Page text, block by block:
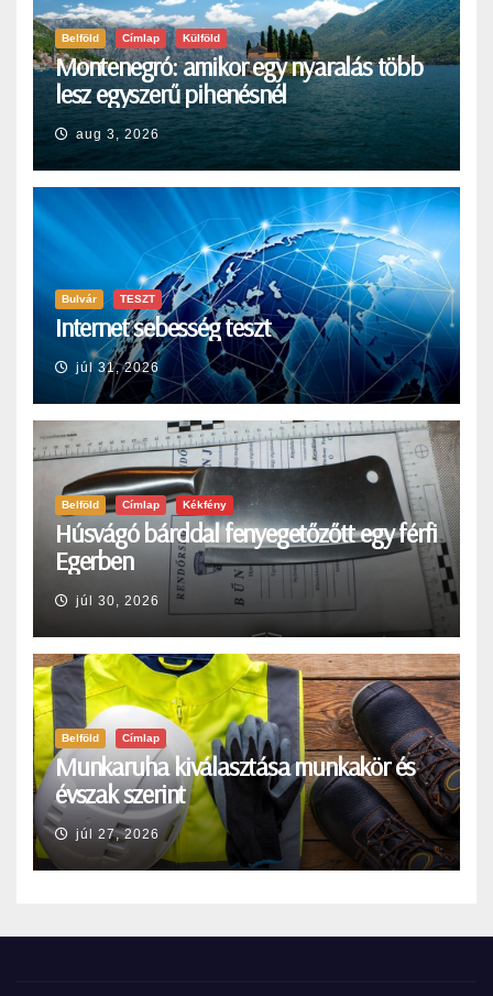
Belföld Címlap Külföld
Montenegró: amikor egy nyaralás több
lesz egyszerű pihenésnél
aug 3, 2026
Bulvár TESZT
Internet sebesség teszt
júl 31, 2026
Belföld Címlap Kékfény
Húsvágó bárddal fenyegetőzőtt egy férfi
Egerben
júl 30, 2026
Belföld Címlap
Munkaruha kiválasztása munkakör és
évszak szerint
júl 27, 2026